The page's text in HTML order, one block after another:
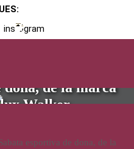
instagram
dona, de la marca
Walker
esportiva de dona, de la